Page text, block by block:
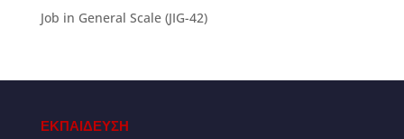
Job in General Scale (JIG-42)
ΕΚΠΑΙΔΕΥΣΗ